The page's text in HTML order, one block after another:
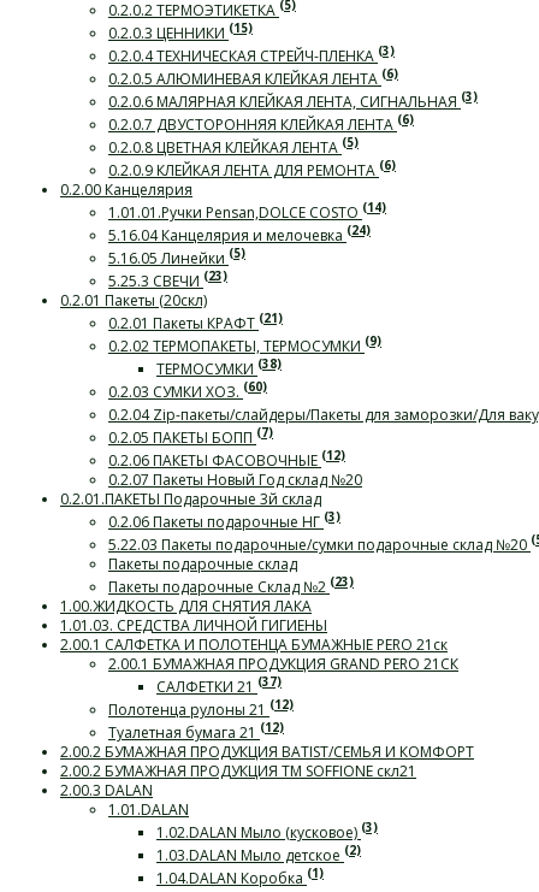
0.2.0.2 ТЕРМОЭТИКЕТКА (5)
0.2.0.3 ЦЕННИКИ (15)
0.2.0.4 ТЕХНИЧЕСКАЯ СТРЕЙЧ-ПЛЕНКА (3)
0.2.0.5 АЛЮМИНЕВАЯ КЛЕЙКАЯ ЛЕНТА (6)
0.2.0.6 МАЛЯРНАЯ КЛЕЙКАЯ ЛЕНТА, СИГНАЛЬНАЯ (3)
0.2.0.7 ДВУСТОРОННЯЯ КЛЕЙКАЯ ЛЕНТА (6)
0.2.0.8 ЦВЕТНАЯ КЛЕЙКАЯ ЛЕНТА (5)
0.2.0.9 КЛЕЙКАЯ ЛЕНТА ДЛЯ РЕМОНТА (6)
0.2.00 Канцелярия
1.01.01.Ручки Pensan,DOLCE COSTO (14)
5.16.04 Канцелярия и мелочевка (24)
5.16.05 Линейки (5)
5.25.3 СВЕЧИ (23)
0.2.01 Пакеты (20скл)
0.2.01 Пакеты КРАФТ (21)
0.2.02 ТЕРМОПАКЕТЫ, ТЕРМОСУМКИ (9)
ТЕРМОСУМКИ (38)
0.2.03 СУМКИ ХОЗ. (60)
0.2.04 Zip-пакеты/слайдеры/Пакеты для заморозки/Для
0.2.05 ПАКЕТЫ БОПП (7)
0.2.06 ПАКЕТЫ ФАСОВОЧНЫЕ (12)
0.2.07 Пакеты Новый Год склад №20
0.2.01.ПАКЕТЫ Подарочные 3й склад
0.2.06 Пакеты подарочные НГ (3)
5.22.03 Пакеты подарочные/сумки подарочные склад №20
Пакеты подарочные склад
Пакеты подарочные Склад №2 (23)
1.00.ЖИДКОСТЬ ДЛЯ СНЯТИЯ ЛАКА
1.01.03. СРЕДСТВА ЛИЧНОЙ ГИГИЕНЫ
2.00.1 САЛФЕТКА И ПОЛОТЕНЦА БУМАЖНЫЕ PERO 21ск
2.00.1 БУМАЖНАЯ ПРОДУКЦИЯ GRAND PERO 21СК
САЛФЕТКИ 21 (37)
Полотенца рулоны 21 (12)
Туалетная бумага 21 (12)
2.00.2 БУМАЖНАЯ ПРОДУКЦИЯ BATIST/СЕМЬЯ И КОМФОРТ
2.00.2 БУМАЖНАЯ ПРОДУКЦИЯ ТМ SOFFIONE скл21
2.00.3 DALAN
1.01.DALAN
1.02.DALAN Мыло (кусковое) (3)
1.03.DALAN Мыло детское (2)
1.04.DALAN Коробка (1)